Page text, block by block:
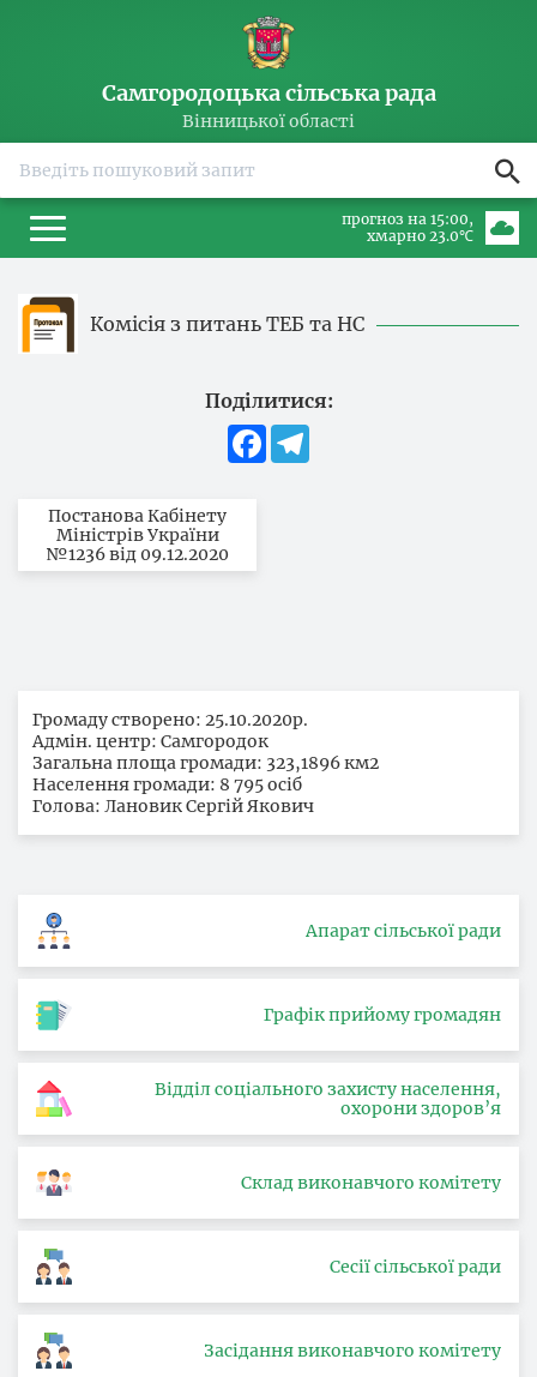
Самгородоцька сільська рада
Вінницької області
прогноз на 15:00
хмарно 23.0℃
Комісія з питань ТЕБ та НС
Поділитися:
Facebook
Постанова Кабінету
Міністрів України
№1236 від 09.12.2020
Громаду створено: 25.10.2020р.
Адмін. центр: Самгородок
Загальна площа громади: 323,1896 км2
Населення громади: 8 795 осіб
Голова: Лановик Сергій Якович
Апарат сільської ради
Графік прийому громадян
Відділ соціального захисту населення,
охорони здоров’я
Склад виконавчого комітету
Сесії сільської ради
Засідання виконавчого комітету